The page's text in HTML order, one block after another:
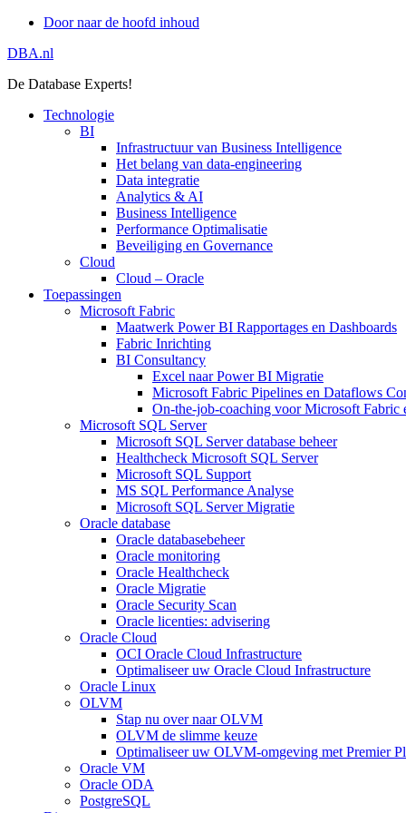
Door naar de hoofd inhoud
DBA.nl
De Database Experts!
Technologie
BI
Infrastructuur van Business Intelligence
Het belang van data-engineering
Data integratie
Analytics & AI
Business Intelligence
Performance Optimalisatie
Beveiliging en Governance
Cloud
Cloud – Oracle
Toepassingen
Microsoft Fabric
Maatwerk Power BI Rapportages en Dashboards
Fabric Inrichting
BI Consultancy
Excel naar Power BI Migratie
Microsoft Fabric Pipelines en Dataflows
On-the-job-coaching voor Microsoft Fabric
Microsoft SQL Server
Microsoft SQL Server database beheer
Healthcheck Microsoft SQL Server
Microsoft SQL Support
MS SQL Performance Analyse
Microsoft SQL Server Migratie
Oracle database
Oracle databasebeheer
Oracle monitoring
Oracle Healthcheck
Oracle Migratie
Oracle Security Scan
Oracle licenties: advisering
Oracle Cloud
OCI Oracle Cloud Infrastructure
Optimaliseer uw Oracle Cloud Infrastructure
Oracle Linux
OLVM
Stap nu over naar OLVM
OLVM de slimme keuze
Optimaliseer uw OLVM-omgeving met Premier
Oracle VM
Oracle ODA
PostgreSQL